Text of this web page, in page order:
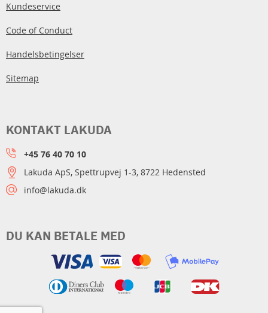
Kundeservice
Code of Conduct
Handelsbetingelser
Sitemap
DU KAN BETALE MED
KONTAKT LAKUDA
+45 76 40 70 10
Lakuda ApS, Spettrupvej 1-3, 8722 Hedensted
info@lakuda.dk